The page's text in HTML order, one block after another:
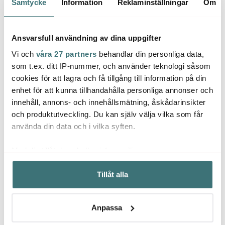
Samtycke Information Reklaminställningar Om
Ansvarsfull användning av dina uppgifter
Vi och våra 27 partners behandlar din personliga data,
som t.ex. ditt IP-nummer, och använder teknologi såsom
cookies för att lagra och få tillgång till information på din
enhet för att kunna tillhandahålla personliga annonser och
innehåll, annons- och innehållsmätning, åskådarinsikter
och produktutveckling. Du kan själv välja vilka som får
använda din data och i vilka syften.
Samla in information om din geografiska plats som
kan ha en noggrannhet på upp till flera meter
Identifiera din enhet genom att aktivt skanna den för
Ta reda på mer om hur dina personliga uppgifter
Tillåt alla
Anpassa
Obh Nordica
OBH Nordica Onyx
paninigrill /
Obh Nordica
Bronze Smörgåsgrill
1000W cool grey